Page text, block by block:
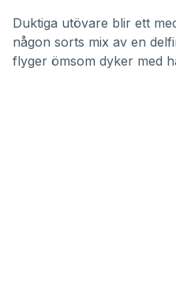
Duktiga utövare blir ett
någon sorts mix av en
flyger ömsom dyker med